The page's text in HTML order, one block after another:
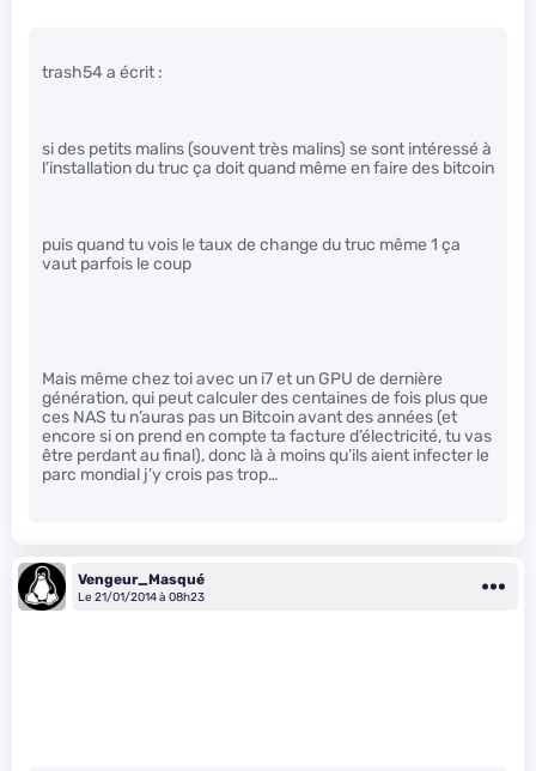
trash54 a écrit :
si des petits malins (souvent très malins) se sont intéressé à
l’installation du truc ça doit quand même en faire des bitcoin
puis quand tu vois le taux de change du truc même 1 ça
vaut parfois le coup
Mais même chez toi avec un i7 et un GPU de dernière
génération, qui peut calculer des centaines de fois plus que
ces NAS tu n’auras pas un Bitcoin avant des années (et
encore si on prend en compte ta facture d’électricité, tu vas
être perdant au final), donc là à moins qu’ils aient infecter le
parc mondial j’y crois pas trop…
Vengeur_Masqué
Le 21/01/2014 à 08h23